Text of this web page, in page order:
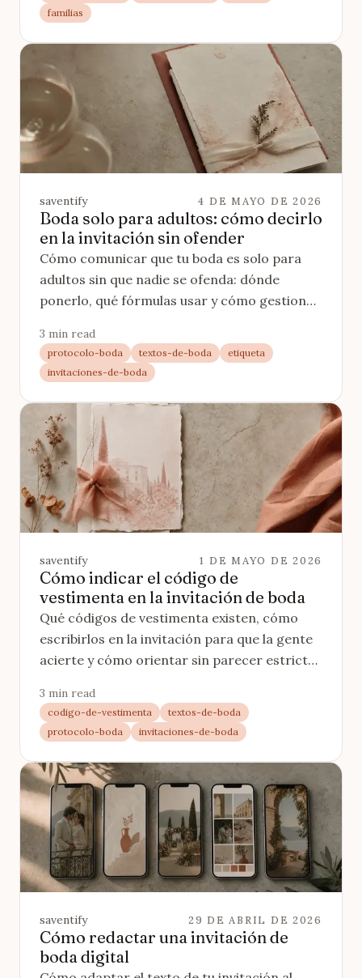
familias
saventify 4 DE MAYO DE 2026
Boda solo para adultos: cómo decirlo
en la invitación sin ofender
Cómo comunicar que tu boda es solo para
adultos sin que nadie se ofenda: dónde
ponerlo, qué fórmulas usar y cómo gestionar
3 min read
protocolo-boda textos-de-boda
etiqueta
invitaciones-de-boda
saventify 1 DE MAYO DE 2026
Cómo indicar el código de
vestimenta en la invitación de boda
Qué códigos de vestimenta existen, cómo
escribirlos en la invitación para que la gente
acierte y cómo orientar sin parecer estricto.
3 min read
codigo-de-vestimenta
textos-de-boda
protocolo-boda
invitaciones-de-boda
saventify 29 DE ABRIL DE 2026
Cómo redactar una invitación de
boda digital